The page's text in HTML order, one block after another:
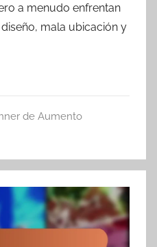
a menudo enfrentan
mala ubicación y
de Aumento